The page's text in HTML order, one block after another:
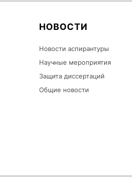
НОВОСТИ
Новости аспирантуры
Научные мероприятия
Защита диссертаций
Общие новости